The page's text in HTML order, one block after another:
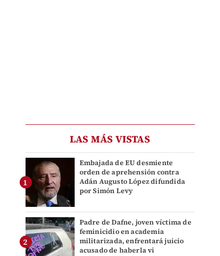
LAS MÁS VISTAS
Embajada de EU desmiente
orden de aprehensión contra
Adán Augusto López difundida
por Simón Levy
Padre de Dafne, joven víctima de
feminicidio en academia
militarizada, enfrentará juicio
acusado de haberla vi